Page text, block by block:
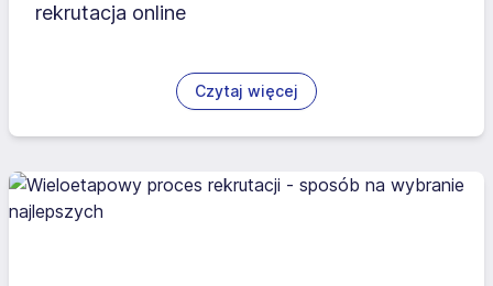
rekrutacja online
Czytaj więcej